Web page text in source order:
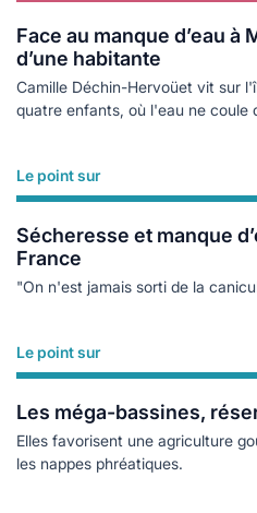
Face au manque d’eau à
d’une habitante
Camille Déchin-Hervoüet vit sur
quatre enfants, où l'eau ne coule
Le point sur
Sécheresse et manque
France
"On n'est jamais sorti de la
Lire plus
Le point sur
Les méga-bassines,
Elles favorisent une agriculture
les nappes phréatiques.
Lire plus